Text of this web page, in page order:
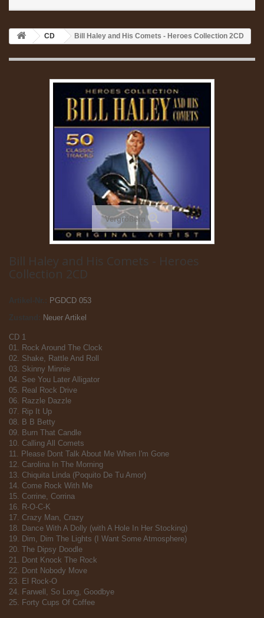
CD Bill Haley and His Comets - Heroes Collection 2CD
Vergrößern
Bill Haley and His Comets - Heroes
Collection 2CD
Artikel-Nr.:
PGDCD 053
Zustand:
Neuer Artikel
CD 1
01. Rock Around The Clock
02. Shake, Rattle And Roll
03. Skinny Minnie
04. See You Later Alligator
05. Real Rock Drive
06. Razzle Dazzle
07. Rip It Up
08. B B Betty
09. Burn That Candle
10. Calling All Comets
11. Please Dont Talk About Me When I'm Gone
12. Carolina In The Morning
13. Chiquita Linda (Poquito De Tu Amor)
14. Come Rock With Me
15. Corrine, Corrina
16. R-O-C-K
17. Crazy Man, Crazy
18. Dance With A Dolly (with A Hole In Her Stocking)
19. Dim, Dim The Lights (I Want Some Atmosphere)
20. The Dipsy Doodle
21. Dont Knock The Rock
22. Dont Nobody Move
23. El Rock-O
24. Farwell, So Long, Goodbye
25. Forty Cups Of Coffee